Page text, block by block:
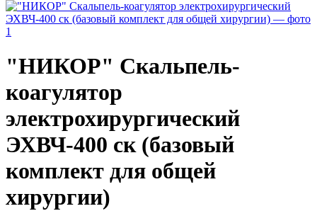
"НИКОР" Скальпель-
коагулятор
электрохирургический
ЭХВЧ-400 ск (базовый
комплект для общей
хирургии)